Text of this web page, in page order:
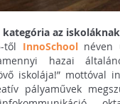
kategória az iskoláknak
től InnoSchoolnéven
hazai
iskolája!” mottóval
pályaművek